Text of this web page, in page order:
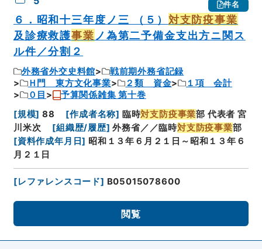
件名
６．昭和十三年度ノ三 （５） 対支防疫事業
及診療救護事業 ノ為第二予備金支出方ニ関ス
ル件／分割２
外務省外交史料館
戦前期外務省記録
Ｈ門 東方文化事業
２類 資金
１項 会計
０目
予算関係雑集 第十巻
[規模] 88 [作成者名称] 臨時対支防疫事業部 代表者 宮
川米次
[組織歴/履歴] 外務省／／臨時対支防疫事業部
[資料作成年月日] 昭和１３年６月２１日～昭和１３年６
月２１日
[レファレンスコード] B05015078600
閲覧